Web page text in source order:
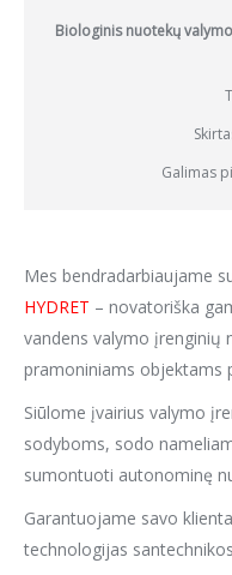
Biologinis nuotekų
Galimas
Mes bendradarbiaujame
HYDRET – novatoriška
vandens valymo įrenginių
pramoniniams objektams
Siūlome įvairius valymo
sodyboms, sodo
sumontuoti autonominę
Garantuojame savo
technologijas